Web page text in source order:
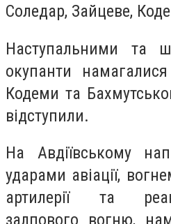
Соледар, Зайцеве,
Наступальними та
окупанти
Кодеми та
відступили.
На Авдіївському
ударами авіації,
артилерії та
залпового вогню,